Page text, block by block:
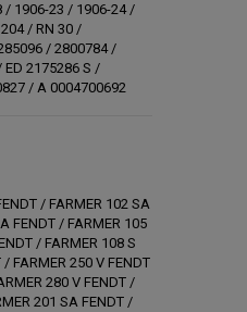
/ 1906-23 / 1906-24 /
/ RN 30 /
/ 2800784 /
2175286 S /
/ A 0004700692
/ FARMER 102 SA
FENDT / FARMER 105
/ FARMER 108 S
FARMER 250 V FENDT
280 V FENDT /
201 SA FENDT /